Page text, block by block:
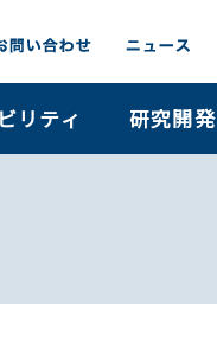
リティ 研究開発